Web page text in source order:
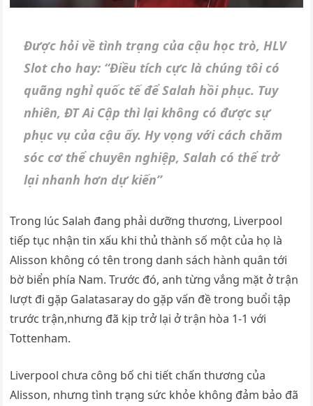
Được hỏi về tình trạng của cậu học trò, HLV
Slot cho hay: “Điều tích cực là chúng tôi có
quãng nghỉ quốc tế để Salah hồi phục. Tuy
nhiên, ĐT Ai Cập thì lại không có được sự
phục vụ của cậu ấy. Hy vọng với cách chăm
sóc cơ thể chuyên nghiệp, Salah có thể trở
lại nhanh hơn dự kiến”
Trong lúc Salah đang phải dưỡng thương, Liverpool
tiếp tục nhận tin xấu khi thủ thành số một của họ là
Alisson không có tên trong danh sách hành quân tới
bờ biển phía Nam. Trước đó, anh từng vắng mặt ở trận
lượt đi gặp Galatasaray do gặp vấn đề trong buổi tập
trước trận,nhưng đã kịp trở lại ở trận hòa 1-1 với
Tottenham.
Liverpool chưa công bố chi tiết chấn thương của
Alisson, nhưng tình trạng sức khỏe không đảm bảo đã